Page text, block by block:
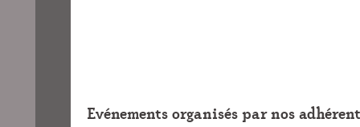
Evénements organisés par nos